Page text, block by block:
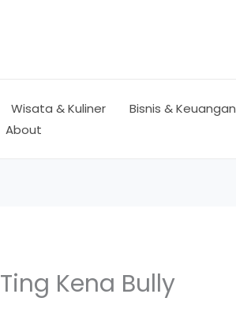
Wisata & Kuliner Bisnis & Keuangan
About
Kena Bully